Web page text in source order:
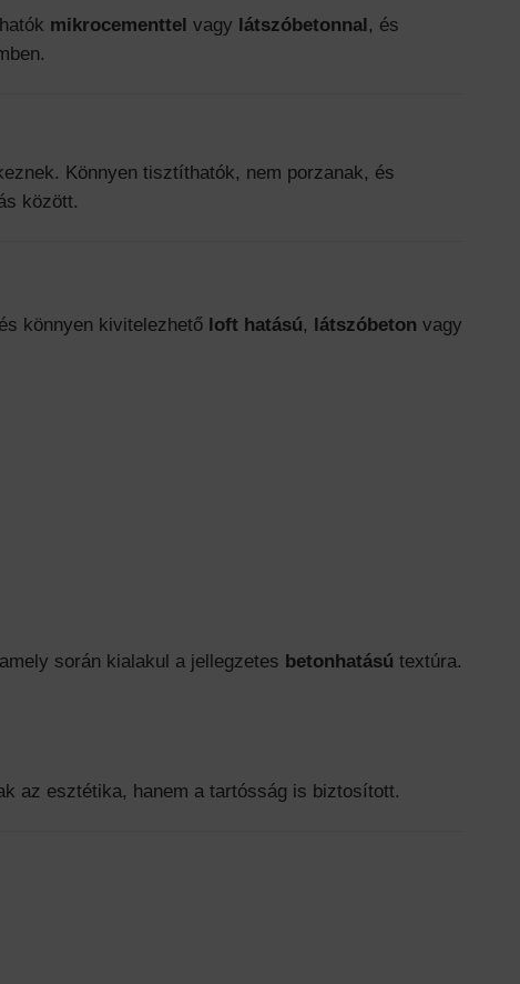
mikrocementtel vagy látszóbetonnal, és
Könnyen tisztíthatók, nem porzanak, és
között.
könnyen kivitelezhető loft hatású, látszóbeton vagy
során kialakul a jellegzetes betonhatású textúra.
az esztétika, hanem a tartósság is biztosított.